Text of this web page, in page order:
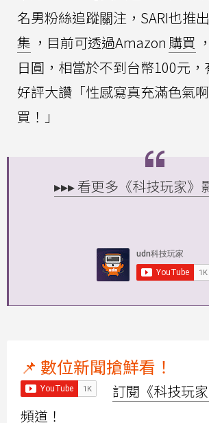
名男粉絲追蹤關注，SARI也推出
集 ，目前可透過Amazon 購買
日圓，相當於不到台幣100元
好評大讚「性感寫真充滿色氣
買！」
▸▸▸ 看更多《科技玩家》
📌 數位新聞搶鮮看！
訂閱《科技玩
頻道！